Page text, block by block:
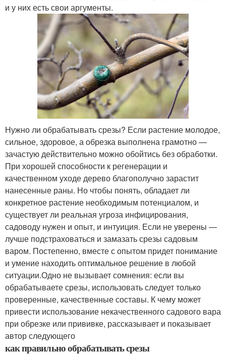
и у них есть свои аргументы.
Нужно ли обрабатывать срезы? Если растение молодое,
сильное, здоровое, а обрезка выполнена грамотно —
зачастую действительно можно обойтись без обработки.
При хорошей способности к регенерации и
качественном уходе дерево благополучно зарастит
нанесенные раны. Но чтобы понять, обладает ли
конкретное растение необходимым потенциалом, и
существует ли реальная угроза инфицирования,
садоводу нужен и опыт, и интуиция. Если не уверены —
лучше подстраховаться и замазать срезы садовым
варом. Постепенно, вместе с опытом придет понимание
и умение находить оптимальное решение в любой
ситуации.Одно не вызывает сомнения: если вы
обрабатываете срезы, использовать следует только
проверенные, качественные составы. К чему может
привести использование некачественного садового вара
при обрезке или прививке, рассказывает и показывает
автор следующего
как правильно обрабатывать срезы